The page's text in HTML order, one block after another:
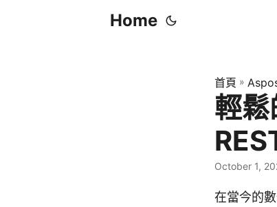
Home
首頁 »
輕
October 1,
在當今的